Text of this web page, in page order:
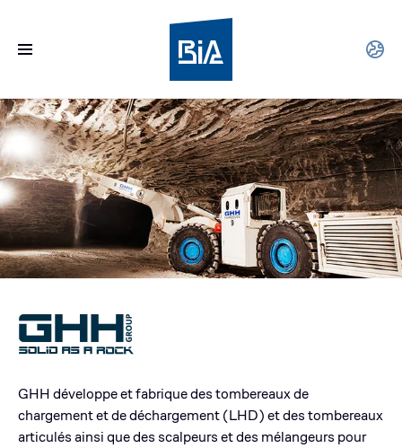
GHH développe et fabrique des tombereaux de
chargement et de déchargement (LHD) et des tombereaux
articulés ainsi que des scalpeurs et des mélangeurs pour